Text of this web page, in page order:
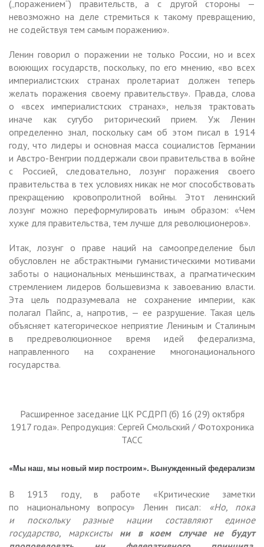
(„поражением“) правительств, а с другой стороны —
невозможно на деле стремиться к такому превращению,
не содействуя тем самым поражению».
Ленин говорил о поражении не только России, но и всех
воюющих государств, поскольку, по его мнению, «во всех
империалистских странах пролетариат должен теперь
желать поражения своему правительству». Правда, слова
о «всех империалистских странах», нельзя трактовать
иначе как сугубо риторический прием. Уж Ленин
определенно знал, поскольку сам об этом писал в 1914
году, что лидеры и основная масса социалистов Германии
и Австро-Венгрии поддержали свои правительства в войне
с Россией, следовательно, лозунг поражения своего
правительства в тех условиях никак не мог способствовать
прекращению кровопролитной войны. Этот ленинский
лозунг можно переформулировать иным образом: «Чем
хуже для правительства, тем лучше для революционеров».
Итак, лозунг о праве наций на самоопределение был
обусловлен не абстрактными гуманистическими мотивами
заботы о национальных меньшинствах, а прагматическим
стремлением лидеров большевизма к завоеванию власти.
Эта цель подразумевала не сохранение империи, как
полагал Пайпс, а, напротив, — ее разрушение. Такая цель
объясняет категорическое неприятие Лениным и Сталиным
в предреволюционное время идей федерализма,
направленного на сохранение многонационального
государства.
Расширенное заседание ЦК РСДРП (б) 16 (29) октября
1917 года». Репродукция: Сергей Смольский / Фотохроника
ТАСС
«Мы наш, мы новый мир построим». Вынужденный федерализм
В 1913 году, в работе «Критические заметки
по национальному вопросу» Ленин писал:
«Но, пока
и поскольку разные нации составляют единое
государство, марксисты ни в коем случае не будут